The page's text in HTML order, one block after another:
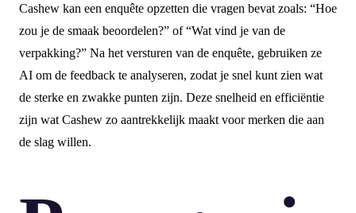
Cashew kan een enquête opzetten die vragen bevat zoals: “Hoe
zou je de smaak beoordelen?” of “Wat vind je van de
verpakking?” Na het versturen van de enquête, gebruiken ze
AI om de feedback te analyseren, zodat je snel kunt zien wat
de sterke en zwakke punten zijn. Deze snelheid en efficiëntie
zijn wat Cashew zo aantrekkelijk maakt voor merken die aan
de slag willen.